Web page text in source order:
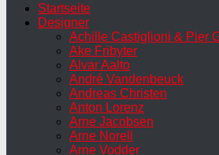
Startseite
Designer
Achille Castiglioni & Pier
Ake Fribyter
Alvar Aalto
André Vandenbeuck
Andreas Christen
Anton Lorenz
Arne Jacobsen
Arne Norell
Arne Vodder